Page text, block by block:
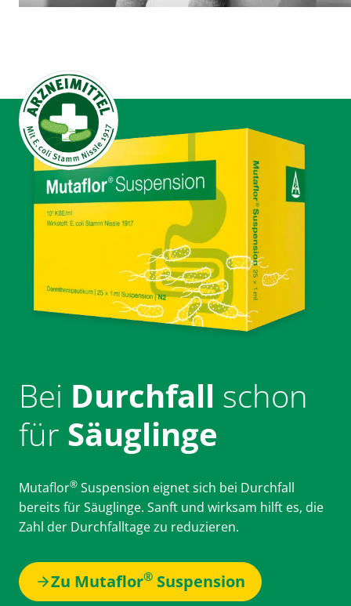
Bei Durchfall schon
für Säuglinge
Mutaflor® Suspension eignet sich bei Durchfall
bereits für Säuglinge. Sanft und wirksam hilft es, die
Zahl der Durchfalltage zu reduzieren.
Zu Mutaflor® Suspension